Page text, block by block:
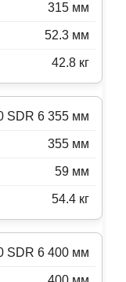
315 мм
52.3 мм
42.8 кг
SDR 6 355 мм
355 мм
59 мм
54.4 кг
SDR 6 400 мм